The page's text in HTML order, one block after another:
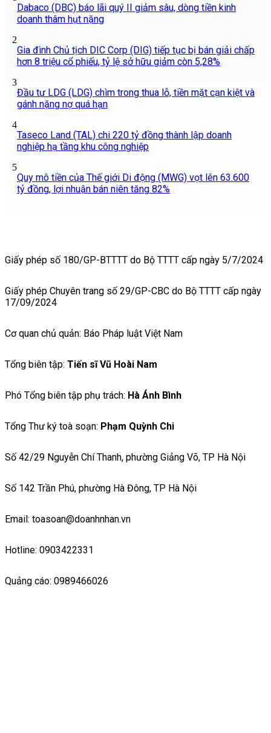
Dabaco (DBC) báo lãi quý II giảm sâu, dòng tiền kinh
doanh thâm hụt nặng
2
Gia đình Chủ tịch DIC Corp (DIG) tiếp tục bị bán giải chấp
hơn 8 triệu cổ phiếu, tỷ lệ sở hữu giảm còn 5,28%
3
Đầu tư LDG (LDG) chìm trong thua lỗ, tiền mặt cạn kiệt và
gánh nặng nợ quá hạn
4
Taseco Land (TAL) chi 220 tỷ đồng thành lập doanh
nghiệp hạ tầng khu công nghiệp
5
Quy mô tiền của Thế giới Di động (MWG) vọt lên 63.600
tỷ đồng, lợi nhuận bán niên tăng 82%
Giấy phép số 180/GP-BTTTT do Bộ TTTT cấp ngày 5/7/2024
Giấy phép Chuyên trang số 29/GP-CBC do Bộ TTTT cấp ngày
17/09/2024
Cơ quan chủ quản: Báo Pháp luật Việt Nam
Tổng biên tập: Tiến sĩ Vũ Hoài Nam
Phó Tổng biên tập phụ trách: Hà Ánh Bình
Tổng Thư ký toà soạn: Phạm Quỳnh Chi
Số 42/29 Nguyễn Chí Thanh, phường Giảng Võ, TP Hà Nội
Số 142 Trần Phú, phường Hà Đông, TP Hà Nội
Email: toasoan@doanhnhan.vn
Hotline: 0903422331
Quảng cáo: 0989466026